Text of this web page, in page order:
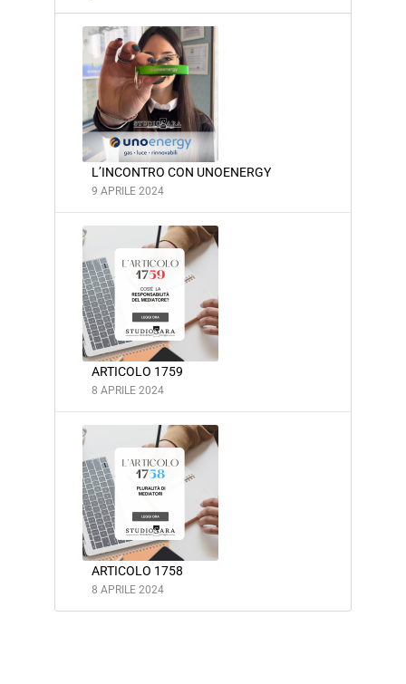
L’INCONTRO CON UNOENERGY
9 APRILE 2024
ARTICOLO 1759
8 APRILE 2024
ARTICOLO 1758
8 APRILE 2024